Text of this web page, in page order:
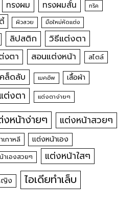
ทรงผม ทรงผมสั้น ทริค
ผิวสวย มือใหม่หัดแต่ง
ลิปสติก
วิธีแต่งตา
งตา สอนแต่งหน้า สไตล์
ล็ดลับ เมคอัพ เสื้อผ้า
แต่งตา แต่งตาง่ายๆ
งหน้าง่ายๆ แต่งหน้าสวยๆ
กาหลี แต่งหน้าเอง
าเองสวยๆ แต่งหน้าใสๆ
ญิง ไอเดียทำเล็บ